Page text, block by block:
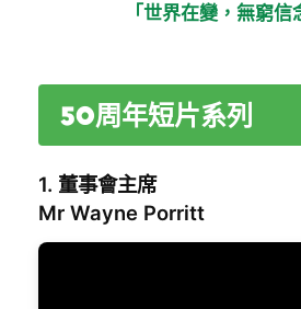
「世界在變，無窮信
50周年短片系列
1. 董事會主席
Mr Wayne Porritt